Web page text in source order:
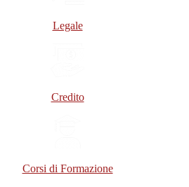
Legale
Credito
Corsi di Formazione